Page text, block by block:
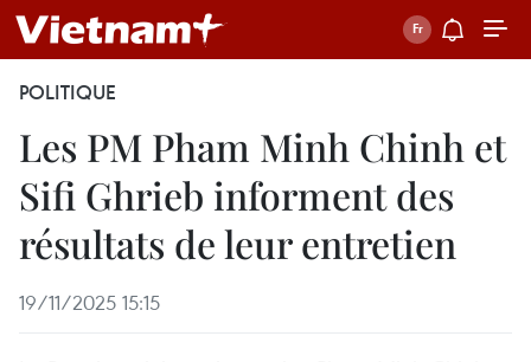
POLITIQUE
Les PM Pham Minh Chinh et
Sifi Ghrieb informent des
résultats de leur entretien
19/11/2025 15:15